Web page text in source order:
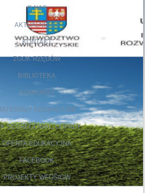
O NAS
AKTUALNOŚCI
KONTAKT
ZGOK RZĘDÓW
BIBLIOTEKA
KONKURSY
EDUKACYJNE
SEGREGOWAĆ ODPADY
OFERTA EDUKACYJNA
FACEBOOK
PROJEKTY WFOŚIGW